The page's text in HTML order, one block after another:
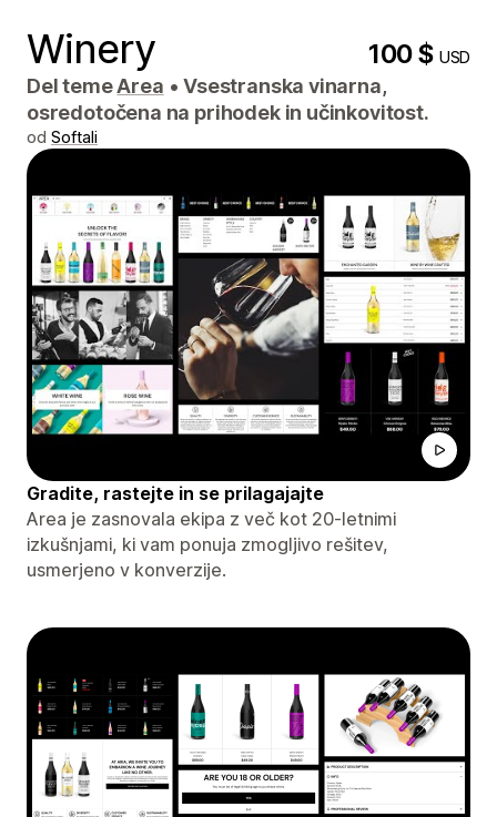
Winery 100 $USD
Del temeArea • Vsestranska vinarna,
osredotočena na prihodek in učinkovitost.
od Softali
Gradite, rastejte in se prilagajajte
Area je zasnovala ekipa z več kot 20-letnimi
izkušnjami, ki vam ponuja zmogljivo rešitev,
usmerjeno v konverzije.